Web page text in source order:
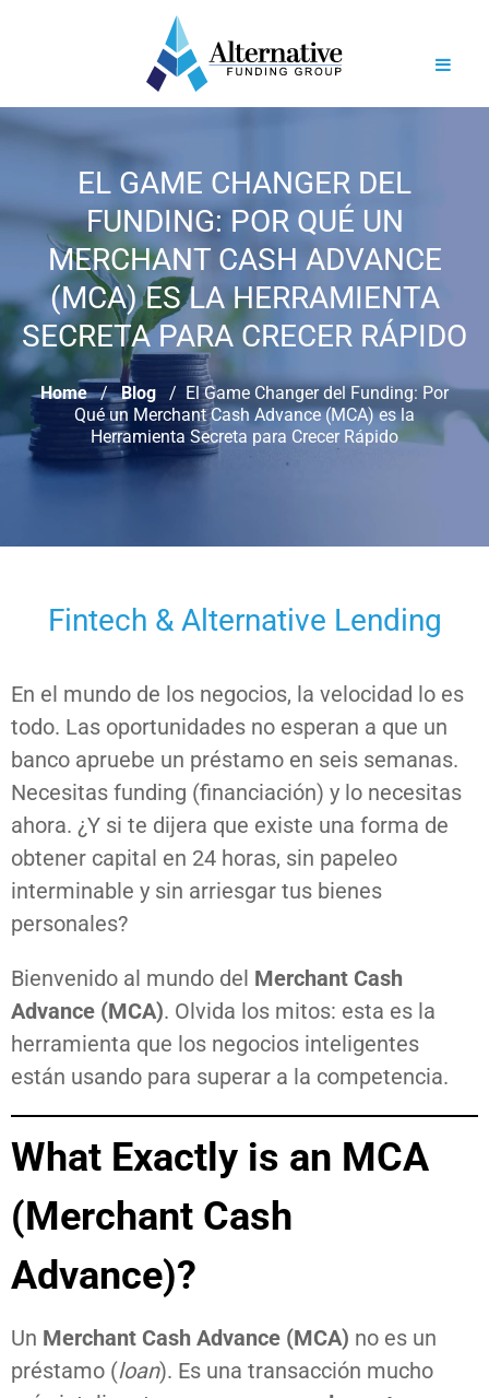
EL GAME CHANGER DEL
FUNDING: POR QUÉ UN
MERCHANT CASH ADVANCE
(MCA) ES LA HERRAMIENTA
SECRETA PARA CRECER RÁPIDO
Home Blog
El Game Changer del Funding: Por
Qué un Merchant Cash Advance (MCA) es la
Herramienta Secreta para Crecer Rápido
Fintech & Alternative Lending
En el mundo de los negocios, la velocidad lo es
todo. Las oportunidades no esperan a que un
banco apruebe un préstamo en seis semanas.
Necesitas funding (financiación) y lo necesitas
ahora. ¿Y si te dijera que existe una forma de
obtener capital en 24 horas, sin papeleo
interminable y sin arriesgar tus bienes
personales?
Bienvenido al mundo del Merchant Cash
Advance (MCA). Olvida los mitos: esta es la
herramienta que los negocios inteligentes
están usando para superar a la competencia.
What Exactly is an MCA
(Merchant Cash
Advance)?
Un Merchant Cash Advance (MCA) no es un
préstamo (loan). Es una transacción mucho